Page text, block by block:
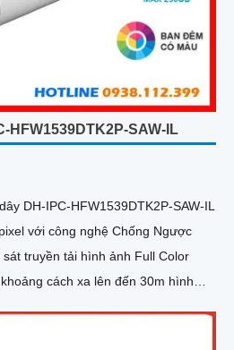
HFW1539DTK2P-SAW-IL
DH-IPC-HFW1539DTK2P-SAW-IL
với công nghệ Chống Ngược
truyền tải hình ảnh Full Color
cách xa lên đến 30m hình